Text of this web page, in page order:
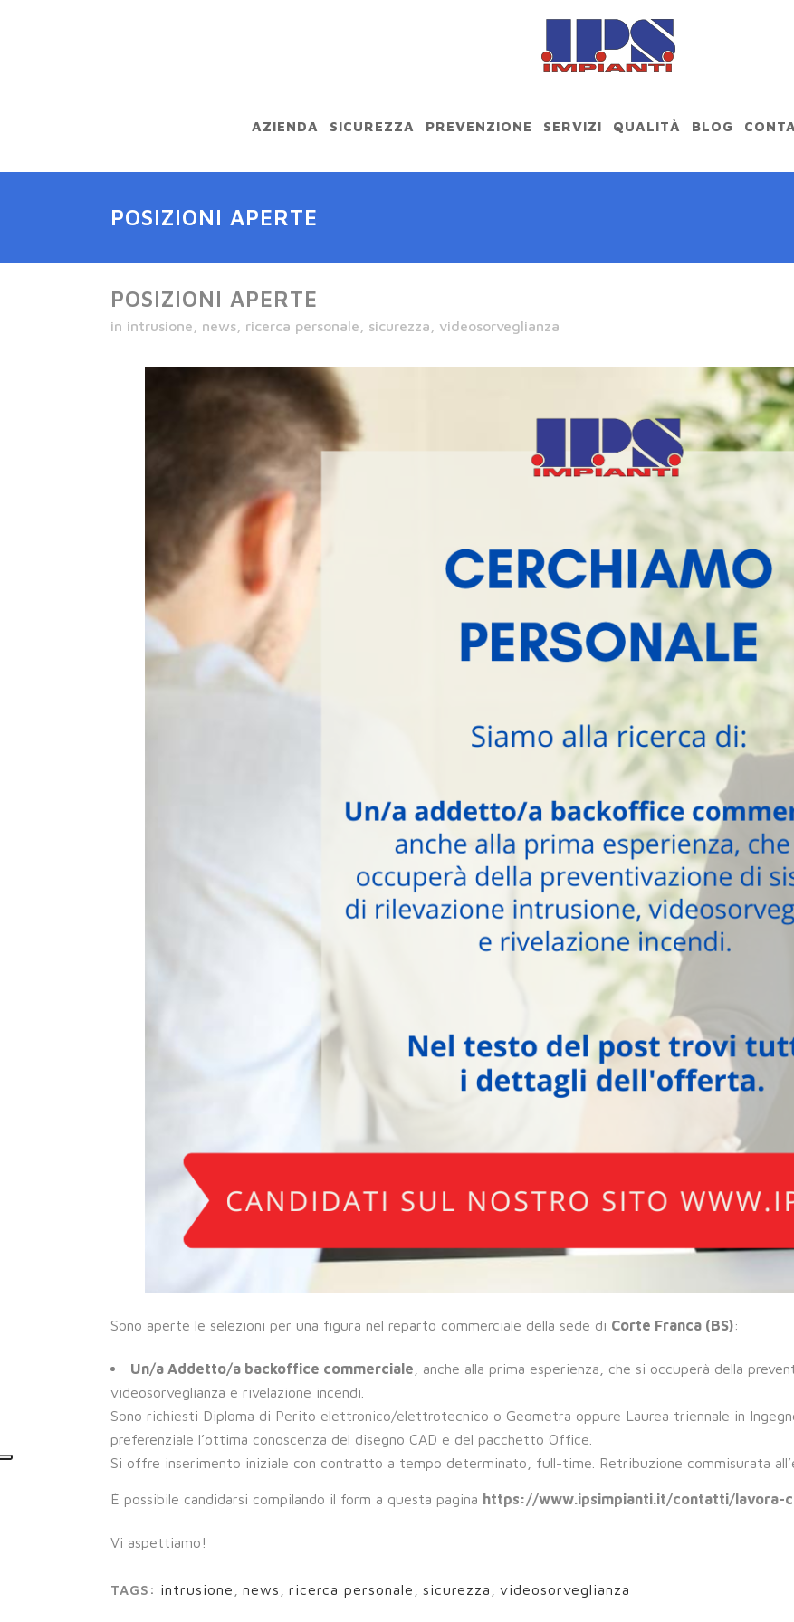
AZIENDA SICUREZZA PREVENZIONE SERVIZI QUALITÀ BLOG
POSIZIONI APERTE
POSIZIONI APERTE
in intrusione news ricerca personale sicurezza videosorveglianza
Sono aperte le selezioni per una figura nel reparto commerciale della sede di Corte Franca (BS):
Un/a Addetto/a backoffice commerciale , anche alla prima esperienza, che si occuperà della
videosorveglianza e rivelazione incendi.
Sono richiesti Diploma di Perito elettronico/elettrotecnico o Geometra oppure Laurea triennale in
preferenziale l’ottima conoscenza del disegno CAD e del pacchetto Office.
Si offre inserimento iniziale con contratto a tempo determinato, full-time. Retribuzione commisurata
È possibile candidarsi compilando il form a questa pagina https://www.ipsimpianti.it/contatti/lavora-
Vi aspettiamo!
TAGS: intrusione news ricerca personale sicurezza videosorveglianza